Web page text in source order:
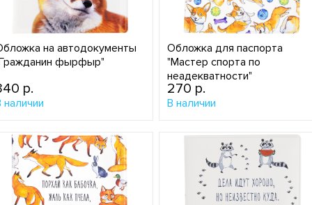
на автодокументы
фырфыр"
p.
наличии
Обложка для паспорта
"Мастер спорта по
неадекватности"
270 p.
В наличии